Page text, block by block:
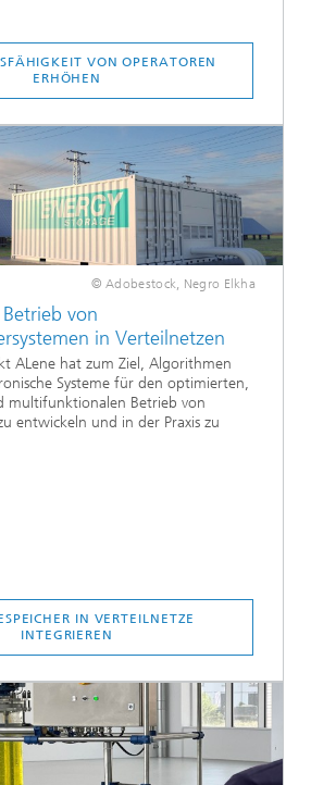
VON OPERATOREN
ERHÖHEN
© Adobestock, Negro Elkha
von
in Verteilnetzen
ALene hat zum Ziel, Algorithmen
Systeme für den optimierten,
multifunktionalen Betrieb von
entwickeln und in der Praxis zu
IN VERTEILNETZE
INTEGRIEREN